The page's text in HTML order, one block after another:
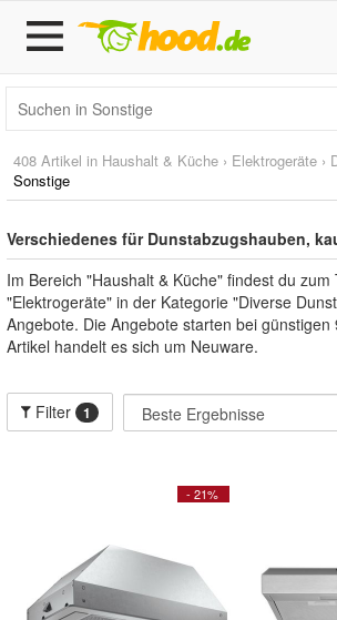
408 Artikel in Haushalt & Küche › Elektrogeräte ›
Sonstige
Verschiedenes für Dunstabzugshauben,
Im Bereich "Haushalt & Küche" findest du zum
"Elektrogeräte" in der Kategorie "Diverse
Angebote. Die Angebote starten bei günstigen
Artikel handelt es sich um Neuware.
Filter 1
- 21%